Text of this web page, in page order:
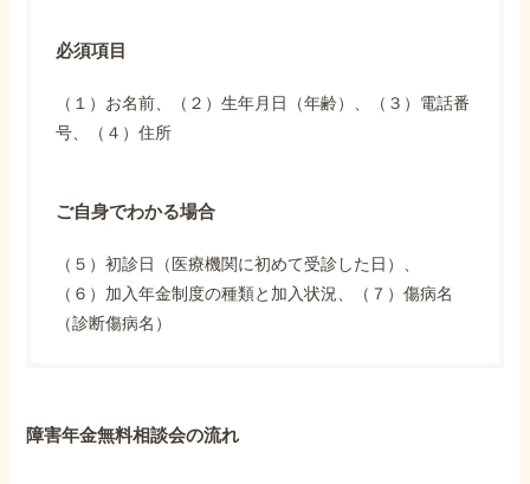
必須項目
（１）お名前、（２）生年月日（年齢）、（３）電話番
号、（４）住所
ご自身でわかる場合
（５）初診日（医療機関に初めて受診した日）、
（６）加入年金制度の種類と加入状況、（７）傷病名
（診断傷病名）
障害年金無料相談会の流れ